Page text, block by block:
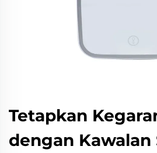
Tetapkan
dengan Kawalan